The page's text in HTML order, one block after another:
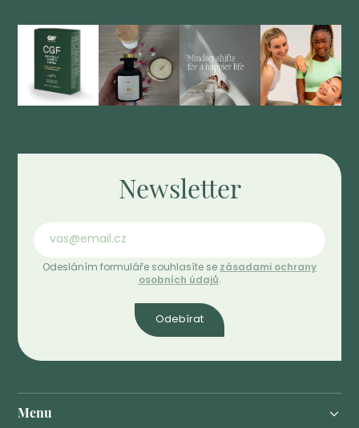
Newsletter
Odesláním formuláře souhlasíte se zásadami ochrany
osobních údajů.
Odebírat
Menu